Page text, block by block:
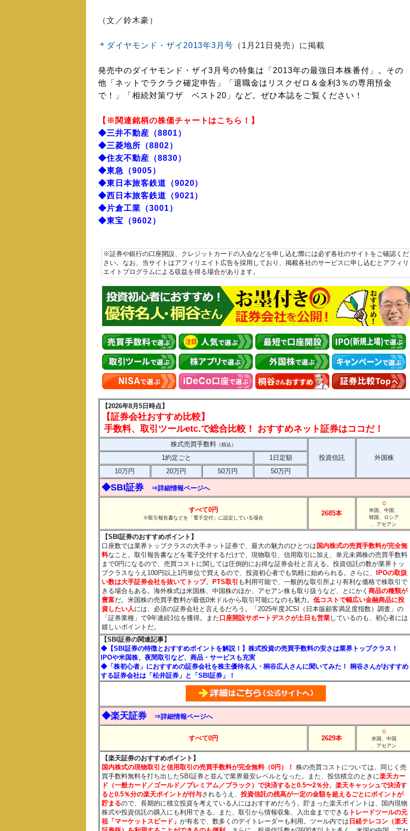
（文／鈴木豪）
＊ ダイヤモンド・ザイ2013年3月号 （1月21日発売）に掲載
発売中のダイヤモンド・ザイ3月号の特集は「2013年の最強日本株番付」。その
他「ネットでラクラク確定申告」「退職金はリスクゼロ＆金利3％の専用預金
で！」「相続対策ワザ ベスト20」など。ぜひ本誌をご覧ください！
【※関連銘柄の株価チャートはこちら！】
◆三井不動産（8801）
◆三菱地所（8802）
◆住友不動産（8830）
◆東急（9005）
◆東日本旅客鉄道（9020）
◆西日本旅客鉄道（9021）
◆片倉工業（3001）
◆東宝（9602）
※証券や銀行の口座開設、クレジットカードの入会などを申し込む際には必ず各社のサイトをご確認くだ
さい。なお、当サイトはアフィリエイト広告を採用しており、掲載各社のサービスに申し込むとアフィリ
エイトプログラムによる収益を得る場合があります。
【2026年8月5日時点】
【証券会社おすすめ比較】
手数料、取引ツールetc.で総合比較！ おすすめネット証券はココだ！
株式売買手数料（税込）
投資信託 外国株
1約定ごと
1日定額
10万円
20万円 50万円 50万円
◆SBI証券 ⇒詳細情報ページへ
すべて0円
※取引報告書などを「電子交付」に設定している場合
2685本
○
米国、中国、
韓国、ロシア
、アセアン
【SBI証券のおすすめポイント】
口座数では業界トップクラスの大手ネット証券で、最大の魅力のひとつは国内株式の売買手数料が完全無
料なこと。取引報告書などを電子交付するだけで、現物取引、信用取引に加え、単元未満株の売買手数料
まで0円になるので、売買コストに関しては圧倒的にお得な証券会社と言える。投資信託の数が業界トッ
プクラスなうえ100円以上1円単位で買えるので、投資初心者でも気軽に始められる。さらに、 IPOの取扱
い数は大手証券会社を抜いてトップ。 PTS取引 も利用可能で、一般的な取引所より有利な価格で株取引で
きる場合もある。海外株式は米国株、中国株のほか、アセアン株も取り扱うなど、とにかく 商品の種類が
豊富だ。米国株の売買手数料が最低0米ドルから取引可能になのも魅力。 低コストで幅広い金融商品に投
資したい人 には、必須の証券会社と言えるだろう。「2025年度JCSI（日本版顧客満足度指数）調査」の
「証券業種」で9年連続1位を獲得。また口座開設サポートデスクが土日も営業しているのも、初心者には
嬉しいポイントだ。
【SBI証券の関連記事】
◆【SBI証券の特徴とおすすめポイントを解説！】株式投資の売買手数料の安さは業界トップクラス！
IPOや米国株、夜間取引など、商品・サービスも充実
◆「株初心者」におすすめの証券会社を株主優待名人・桐谷広人さんに聞いてみた！ 桐谷さんがおすすめ
する証券会社は「松井証券」と「SBI証券」！
◆楽天証券 ⇒詳細情報ページへ
すべて0円 2629本
○
米国、中国
、アセアン
【楽天証券のおすすめポイント】
国内株式の現物取引と信用取引の売買手数料が完全無料（0円）！ 株の売買コストについては、同じく売
買手数料無料を打ち出したSBI証券と並んで業界最安レベルとなった。また、投信積立のときに楽天カー
ド（一般カード／ゴールド／プレミアム／ブラック）で決済すると0.5〜2％分、楽天キャッシュで決済す
ると0.5％分の楽天ポイントが付与されるうえ、 投資信託の残高が一定の金額を超えるごとにポイントが
貯まるので、長期的に積立投資を考えている人にはおすすめだろう。貯まった楽天ポイントは、国内現物
株式や投資信託の購入にも利用できる。また、取引から情報収集、入出金までできる トレードツールの元
祖「マーケットスピード」 が有名で、数多くのデイトレーダーも利用。ツール内では 日経テレコン（楽天